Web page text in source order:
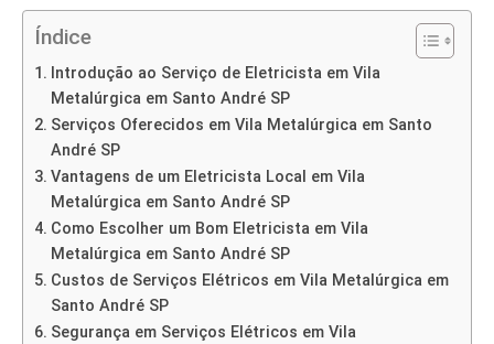
Índice
Introdução ao Serviço de Eletricista em Vila
Metalúrgica em Santo André SP
Serviços Oferecidos em Vila Metalúrgica em Santo
André SP
Vantagens de um Eletricista Local em Vila
Metalúrgica em Santo André SP
Como Escolher um Bom Eletricista em Vila
Metalúrgica em Santo André SP
Custos de Serviços Elétricos em Vila Metalúrgica em
Santo André SP
Segurança em Serviços Elétricos em Vila